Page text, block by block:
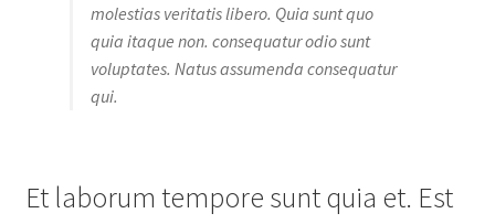
molestias veritatis libero. Quia sunt quo
quia itaque non. consequatur odio sunt
voluptates. Natus assumenda consequatur
qui.
Et laborum tempore sunt quia et. Est